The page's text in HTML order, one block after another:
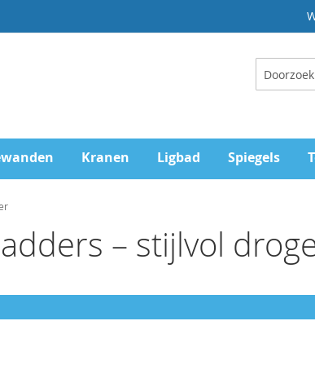
Zoeken
Kranen Ligbad Spiegels
– stijlvol